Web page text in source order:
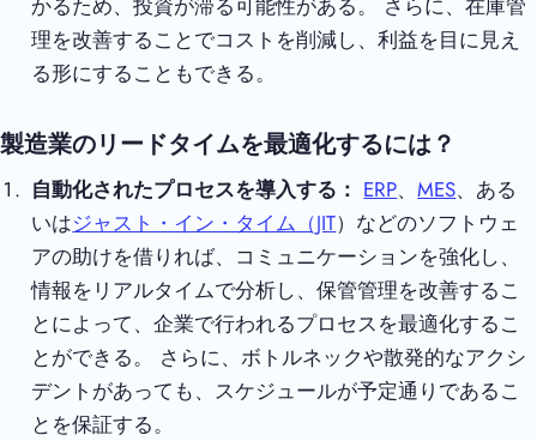
かるため、投資が滞る可能性がある。 さらに、在庫管
理を改善することでコストを削減し、利益を目に見え
る形にすることもできる。
製造業のリードタイムを最適化するには？
自動化されたプロセスを導入する： ERP、MES、ある
いはジャスト・イン・タイム（JIT）などのソフトウェ
アの助けを借りれば、コミュニケーションを強化し、
情報をリアルタイムで分析し、保管管理を改善するこ
とによって、企業で行われるプロセスを最適化するこ
とができる。 さらに、ボトルネックや散発的なアクシ
デントがあっても、スケジュールが予定通りであるこ
とを保証する。